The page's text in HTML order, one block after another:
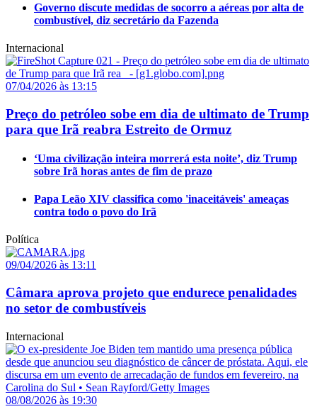
Governo discute medidas de socorro a aéreas por alta de
combustível, diz secretário da Fazenda
Internacional
07/04/2026 às 13:15
Preço do petróleo sobe em dia de ultimato de Trump
para que Irã reabra Estreito de Ormuz
‘Uma civilização inteira morrerá esta noite’, diz Trump
sobre Irã horas antes de fim de prazo
Papa Leão XIV classifica como 'inaceitáveis' ameaças
contra todo o povo do Irã
Política
09/04/2026 às 13:11
Câmara aprova projeto que endurece penalidades
no setor de combustíveis
Internacional
08/08/2026 às 19:30